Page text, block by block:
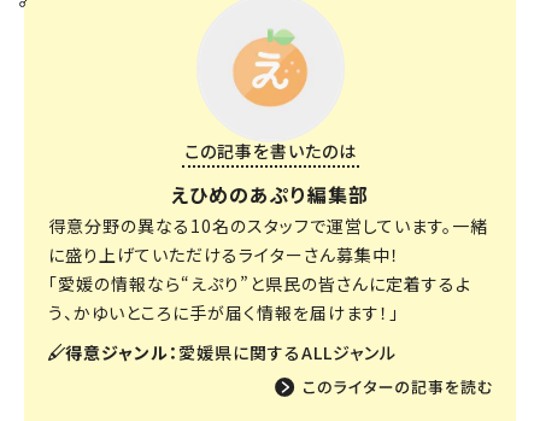
この記事を書いたのは
えひめのあぷり編集部
得意分野の異なる10名のスタッフで運営しています。一緒
に盛り上げていただけるライターさん募集中！
「愛媛の情報なら“えぷり”と県民の皆さんに定着するよ
う、かゆいところに手が届く情報を届けます！」
得意ジャンル： 愛媛県に関するALLジャンル